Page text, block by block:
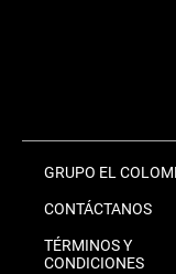
GRUPO EL
CONTÁCTANOS
TÉRMINOS Y
CONDICIONES